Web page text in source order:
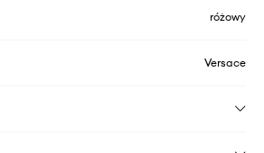
różowy
Versace